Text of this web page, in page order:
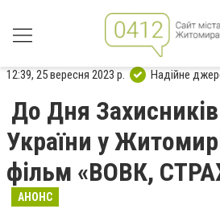
12:39, 25 вересня 2023 р. Надійне
До Дня
України у
фільм «ВОВК,
АНОНС